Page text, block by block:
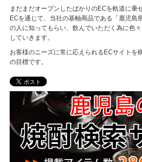
まだまだオープンしたばかりのECを軌道に乗
ECを通じて、当社の基軸商品である「鹿児島
の人に知ってもらい、飲んでいただく為に色
していきます。
お客様のニーズに常に応えられるECサイトを
の目標です。